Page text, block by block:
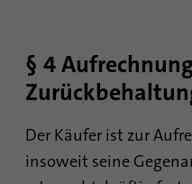
§ 4
Der Käufer ist zur
insoweit seine
Name